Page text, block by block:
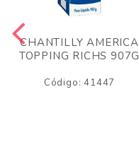
CHANTILLY AMERICA
TOPPING RICHS 907G
Código: 41447